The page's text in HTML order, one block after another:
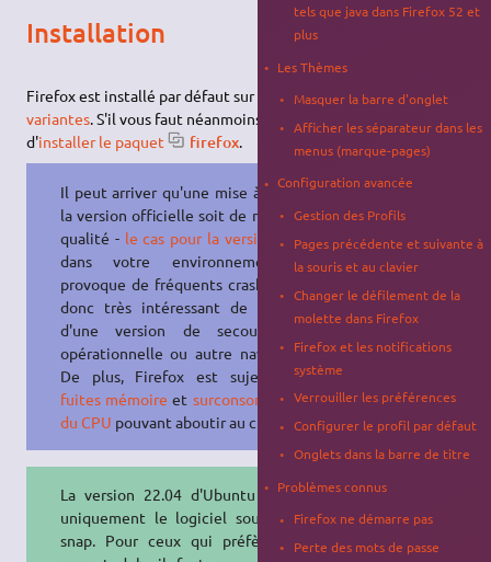
Installation
Firefox est installé par défaut sur Ubuntu et de nombreuses
variantes. S'il vous faut néanmoins le (ré)installer, il suffit
d'installer le paquet firefox.
Il peut arriver qu'une mise à jour de
la version officielle soit de mauvaise
qualité - le cas pour la version 141
dans votre environnement et
provoque de fréquents crashs. Il est
donc très intéressant de disposer
d'une version de secours déjà
opérationnelle ou autre navigateur.
De plus, Firefox est sujette aux
fuites mémoire et surconsommation
du CPU pouvant aboutir au crash.
La version 22.04 d'Ubuntu installe
uniquement le logiciel sous forme
snap. Pour ceux qui préfèrent un
tels que java dans Firefox 52 et
plus
Les Thèmes
Masquer la barre d'onglet
Afficher les séparateur dans les
menus (marque-pages)
Configuration avancée
Gestion des Profils
Pages précédente et suivante à
la souris et au clavier
Changer le défilement de la
molette dans Firefox
Firefox et les notifications
système
Verrouiller les préférences
Configurer le profil par défaut
Onglets dans la barre de titre
Problèmes connus
Firefox ne démarre pas
Perte des mots de passe